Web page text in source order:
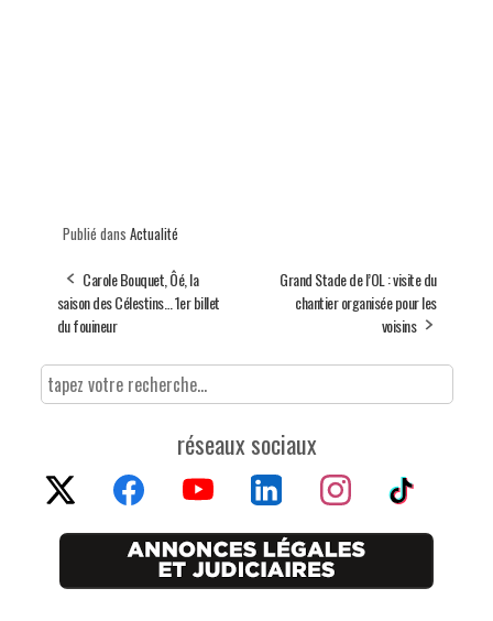
Publié dans Actualité
Carole Bouquet, Ôé, la
saison des Célestins… 1er billet
du fouineur
Grand Stade de l’OL : visite du
chantier organisée pour les
voisins
réseaux sociaux